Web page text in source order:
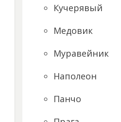
Кучерявый
Медовик
Муравейник
Наполеон
Панчо